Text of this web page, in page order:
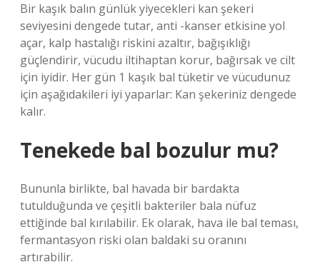
Bir kaşık balın günlük yiyecekleri kan şekeri
seviyesini dengede tutar, anti -kanser etkisine yol
açar, kalp hastalığı riskini azaltır, bağışıklığı
güçlendirir, vücudu iltihaptan korur, bağırsak ve cilt
için iyidir. Her gün 1 kaşık bal tüketir ve vücudunuz
için aşağıdakileri iyi yaparlar: Kan şekeriniz dengede
kalır.
Tenekede bal bozulur mu?
Bununla birlikte, bal havada bir bardakta
tutulduğunda ve çeşitli bakteriler bala nüfuz
ettiğinde bal kırılabilir. Ek olarak, hava ile bal teması,
fermantasyon riski olan baldaki su oranını
artırabilir.